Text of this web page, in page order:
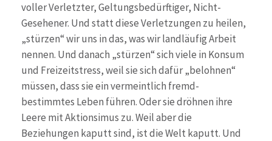
voller Verletzter, Geltungsbedürftiger, Nicht-
Gesehener. Und statt diese Verletzungen zu heilen,
„stürzen“ wir uns in das, was wir landläufig Arbeit
nennen. Und danach „stürzen“ sich viele in Konsum
und Freizeitstress, weil sie sich dafür „belohnen“
müssen, dass sie ein vermeintlich fremd-
bestimmtes Leben führen. Oder sie dröhnen ihre
Leere mit Aktionsimus zu. Weil aber die
Beziehungen kaputt sind, ist die Welt kaputt. Und